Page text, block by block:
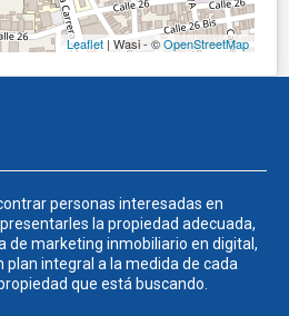
Leaflet | Wasi - ©OpenStreetMap
personas interesadas en
la propiedad adecuada,
de marketing inmobiliario en digital,
integral a la medida de cada
que está buscando.